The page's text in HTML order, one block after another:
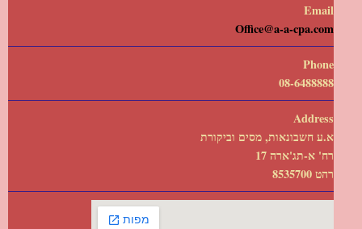
Email
Office@a-a-cpa.com
Phone
08-6488888
Address
א.ע חשבונאות, מסים וביקורת
רח' א-תג'ארה 17
רהט 8535700